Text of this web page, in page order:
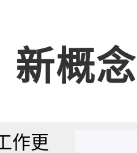
新概念
作更